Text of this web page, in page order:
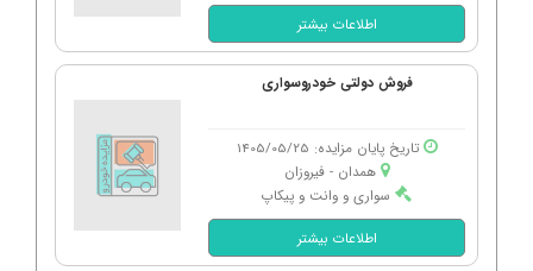
اطلاعات بیشتر
فروش دولتی خودروسواری
تاریخ پایان مزایده: 1405/05/25
همدان - فیروزان
سواری و وانت و پیکاپ
اطلاعات بیشتر